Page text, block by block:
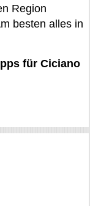
Region
besten alles in
für Ciciano